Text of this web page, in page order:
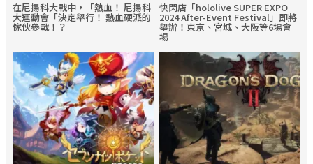
在尼揚科大戰中，「熱血！ 尼揚科
大運動會「決定舉行！ 熱血硬派的
傢伙參戰！？
快閃店「hololive SUPER EXPO
2024 After-Event Festival」即將
舉辦！東京、宮城、大阪等6場會
場